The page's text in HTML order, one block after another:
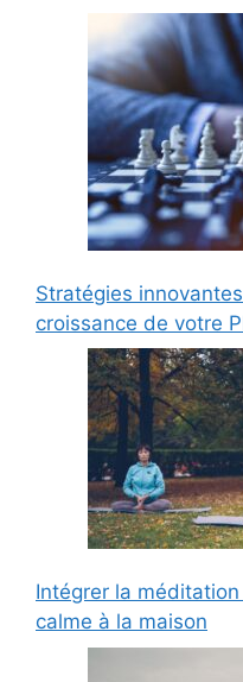
Stratégies
croissance de votre
Intégrer la
calme à la maison